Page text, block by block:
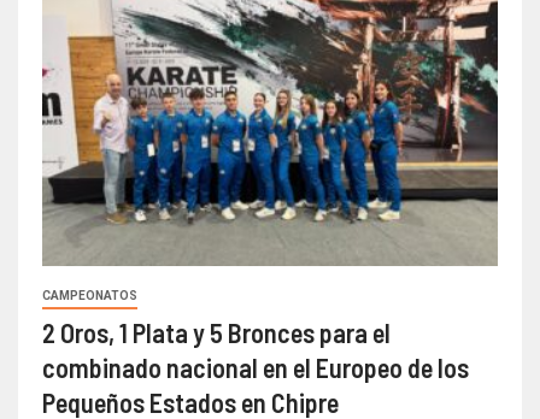
CAMPEONATOS
2 Oros, 1 Plata y 5 Bronces para el
combinado nacional en el Europeo de los
Pequeños Estados en Chipre